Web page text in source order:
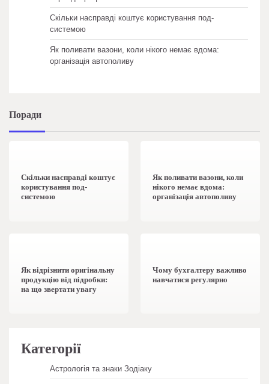
Скільки насправді коштує користування под-
системою
Як поливати вазони, коли нікого немає вдома:
організація автополиву
Поради
Скільки насправді коштує
користування под-
системою
Як поливати вазони, коли
нікого немає вдома:
організація автополиву
Як відрізнити оригінальну
продукцію від підробки:
на що звертати увагу
Чому бухгалтеру важливо
навчатися регулярно
Категорії
Астрологія та знаки Зодіаку